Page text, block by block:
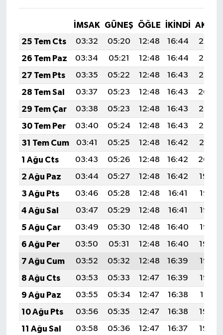
İMSAK GÜNEŞ ÖĞLE İKINDI
25 Tem Cts
03:32 05:20 12:48 16:44
20:07
26 Tem Paz
03:34 05:21 12:48 16:44
20:06
27 Tem Pts
03:35 05:22 12:48 16:43
20:05
28 Tem Sal
03:37 05:23 12:48 16:43
20:04
29 Tem Çar
03:38 05:23 12:48 16:43
20:03
30 Tem Per
03:40 05:24 12:48 16:43
20:02
31 Tem Cum
03:41 05:25 12:48 16:42
20:01
1 Ağu Cts
03:43 05:26 12:48 16:42
20:00
2 Ağu Paz
03:44 05:27 12:48 16:42
19:59
3 Ağu Pts
03:46 05:28 12:48 16:41
19:58
4 Ağu Sal
03:47 05:29 12:48 16:41
19:57
5 Ağu Çar
03:49 05:30 12:48 16:40
19:56
6 Ağu Per
03:50 05:31 12:48 16:40
19:54
7 Ağu Cum
03:52 05:32 12:48 16:39
19:53
8 Ağu Cts
03:53 05:33 12:47 16:39
19:52
9 Ağu Paz
03:55 05:34 12:47 16:38
19:51
10 Ağu Pts
03:56 05:35 12:47 16:38
19:49
11 Ağu Sal
03:58 05:36 12:47 16:37
19:48